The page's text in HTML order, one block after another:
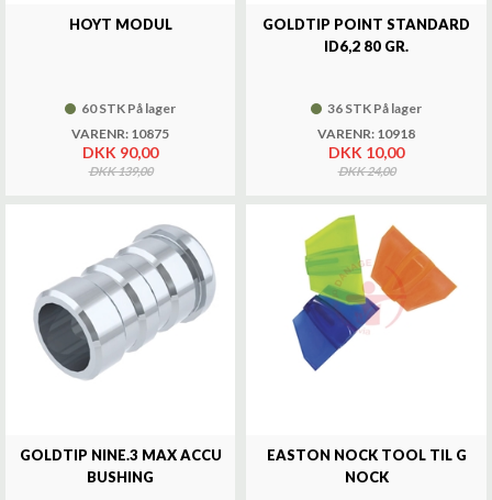
HOYT MODUL
60 STK På lager
VARENR: 10875
DKK 90,00
DKK 139,00
GOLDTIP POINT STANDARD
ID6,2 80 GR.
36 STK På lager
VARENR: 10918
DKK 10,00
DKK 24,00
GOLDTIP NINE.3 MAX ACCU
BUSHING
EASTON NOCK TOOL TIL G
NOCK